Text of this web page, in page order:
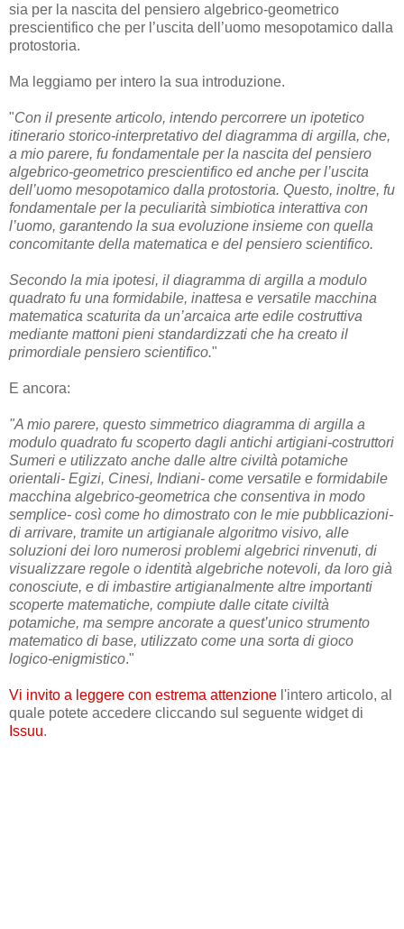
sia per la nascita del pensiero algebrico-geometrico
prescientifico che per l’uscita dell’uomo mesopotamico dalla
protostoria.
Ma leggiamo per intero la sua introduzione.
"Con il presente articolo, intendo percorrere un ipotetico
itinerario storico-interpretativo del diagramma di argilla, che,
a mio parere, fu fondamentale per la nascita del pensiero
algebrico-geometrico prescientifico ed anche per l’uscita
dell’uomo mesopotamico dalla protostoria. Questo, inoltre, fu
fondamentale per la peculiarità simbiotica interattiva con
l’uomo, garantendo la sua evoluzione insieme con quella
concomitante della matematica e del pensiero scientifico.
Secondo la mia ipotesi, il diagramma di argilla a modulo
quadrato fu una formidabile, inattesa e versatile macchina
matematica scaturita da un’arcaica arte edile costruttiva
mediante mattoni pieni standardizzati che ha creato il
primordiale pensiero scientifico."
E ancora:
"A mio parere, questo simmetrico diagramma di argilla a
modulo quadrato fu scoperto dagli antichi artigiani-costruttori
Sumeri e utilizzato anche dalle altre civiltà potamiche
orientali- Egizi, Cinesi, Indiani- come versatile e formidabile
macchina algebrico-geometrica che consentiva in modo
semplice- così come ho dimostrato con le mie pubblicazioni-
di arrivare, tramite un artigianale algoritmo visivo, alle
soluzioni dei loro numerosi problemi algebrici rinvenuti, di
visualizzare regole o identità algebriche notevoli, da loro già
conosciute, e di imbastire artigianalmente altre importanti
scoperte matematiche, compiute dalle citate civiltà
potamiche, ma sempre ancorate a quest’unico strumento
matematico di base, utilizzato come una sorta di gioco
logico-enigmistico."
Vi invito a leggere con estrema attenzione l'intero articolo, al
quale potete accedere cliccando sul seguente widget di
Issuu.